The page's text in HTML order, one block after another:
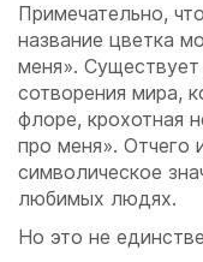
Примечательно,
название цветка
меня».
сотворения мира,
флоре, крохотная
про меня». Отчего
символическое
любимых людях.
Но это не